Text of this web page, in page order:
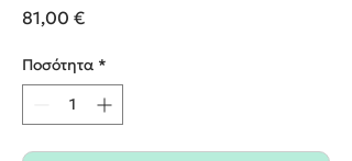
81,00 €Τιμή
Ποσότητα *